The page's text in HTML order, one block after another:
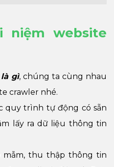
niệm website
gì, chúng ta cùng nhau
crawler nhé.
quy trình tự động có sẵn
lấy ra dữ liệu thông tin
mẫm, thu thập thông tin